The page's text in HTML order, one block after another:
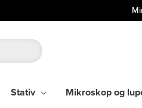
Stativ Mikroskop og